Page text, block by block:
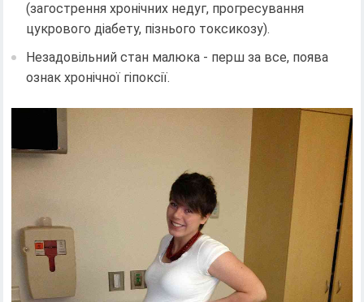
(загострення хронічних недуг, прогресування
цукрового діабету, пізнього токсикозу).
Незадовільний стан малюка - перш за все, поява
ознак хронічної гіпоксії.